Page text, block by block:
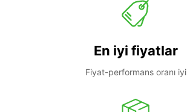
En iyi fiyatlar
Fiyat-performans oranı iyi